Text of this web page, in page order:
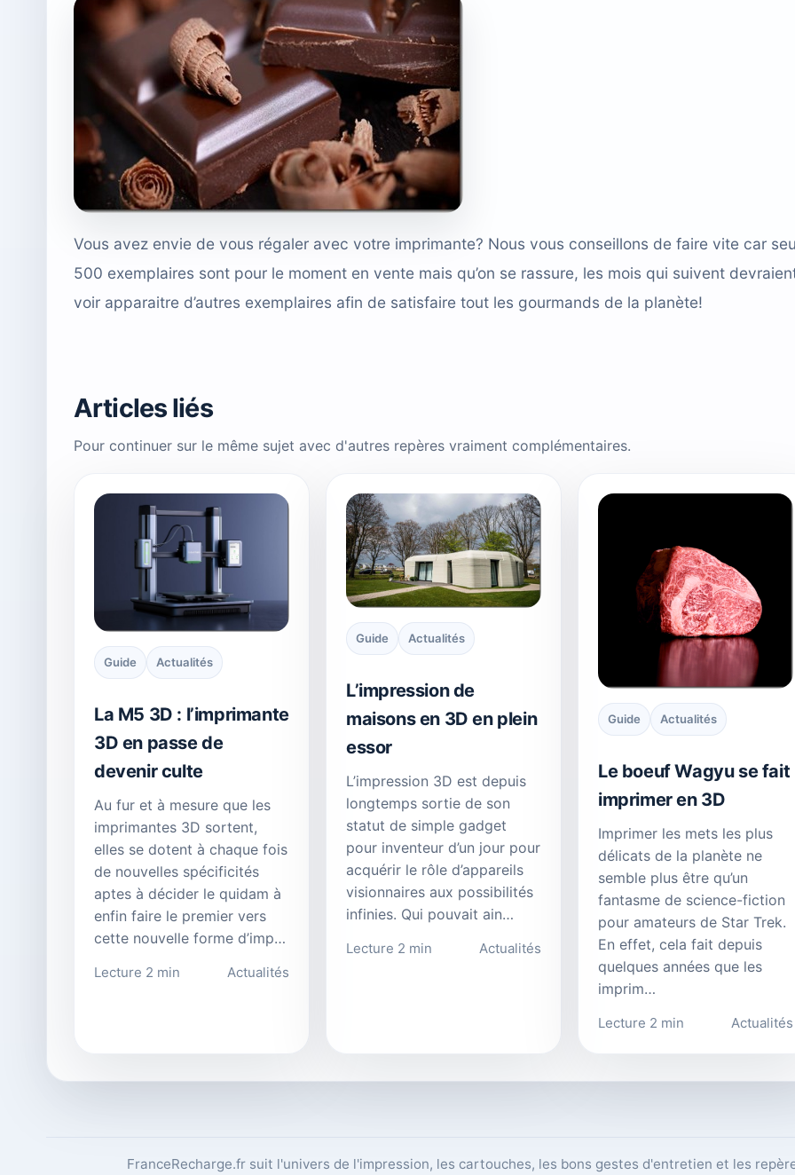
Vous avez envie de vous régaler avec votre imprimante? Nous vous conseillons de faire vite car
500 exemplaires sont pour le moment en vente mais qu’on se rassure, les mois qui suivent
voir apparaitre d’autres exemplaires afin de satisfaire tout les gourmands de la planète!
Articles liés
Pour continuer sur le même sujet avec d'autres repères vraiment complémentaires.
Guide Actualités
La M5 3D : l’imprimante
3D en passe de
devenir culte
Au fur et à mesure que les
imprimantes 3D sortent,
elles se dotent à chaque fois
de nouvelles spécificités
aptes à décider le quidam à
enfin faire le premier vers
cette nouvelle forme d’imp…
Lecture 2 min Actualités
Guide Actualités
L’impression de
maisons en 3D en plein
essor
L’impression 3D est depuis
longtemps sortie de son
statut de simple gadget
pour inventeur d’un jour pour
acquérir le rôle d’appareils
visionnaires aux possibilités
infinies. Qui pouvait ain…
Lecture 2 min Actualités
Guide Actualités
Le boeuf Wagyu se fait
imprimer en 3D
Imprimer les mets les plus
délicats de la planète ne
semble plus être qu’un
fantasme de science-fiction
pour amateurs de Star Trek.
En effet, cela fait depuis
quelques années que les
imprim…
Lecture 2 min Actualités
FranceRecharge.fr suit l'univers de l'impression, les cartouches, les bons gestes d'entretien et les